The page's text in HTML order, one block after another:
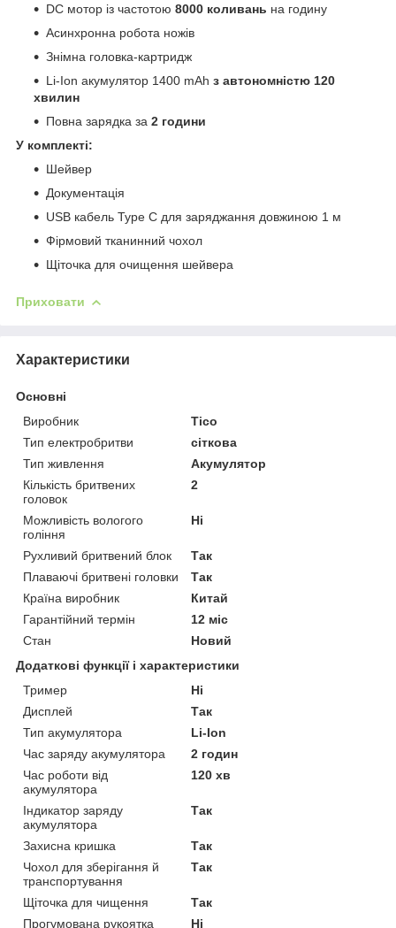
DC мотор із частотою 8000 коливань на годину
Асинхронна робота ножів
Знімна головка-картридж
Li-Ion акумулятор 1400 mAh з автономністю 120
хвилин
Повна зарядка за 2 години
У комплекті:
Шейвер
Документація
USB кабель Type C для заряджання довжиною 1 м
Фірмовий тканинний чохол
Щіточка для очищення шейвера
Приховати
Характеристики
Основні
Виробник
Tico
Тип електробритви
сіткова
Тип живлення
Акумулятор
Кількість бритвених
головок
2
Можливість вологого
гоління
Ні
Рухливий бритвений блок
Так
Плаваючі бритвені головки
Так
Країна виробник
Китай
Гарантійний термін
12 міс
Стан
Новий
Додаткові функції і характеристики
Тример
Ні
Дисплей
Так
Тип акумулятора
Li-Ion
Час заряду акумулятора
2 годин
Час роботи від
акумулятора
120 хв
Індикатор заряду
акумулятора
Так
Захисна кришка
Так
Чохол для зберігання й
транспортування
Так
Щіточка для чищення
Так
Прогумована рукоятка
Ні